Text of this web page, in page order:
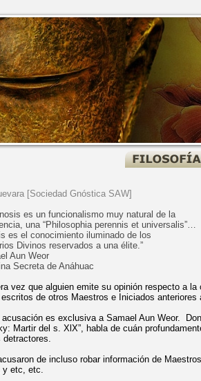
[Sociedad Gnóstica SAW]
es un funcionalismo muy natural de la
una “Philosophia perennis et universalis”…
es el conocimiento iluminado de los
Divinos reservados a una élite.”
Aun Weor
Secreta de Anáhuac
vez que alguien emite su opinión respecto a
de otros Maestros e Iniciados anteriores
es exclusiva a Samael Aun Weor.
Martir del s. XlX”, habla de cuán
detractores.
de incluso robar información de
y etc, etc.